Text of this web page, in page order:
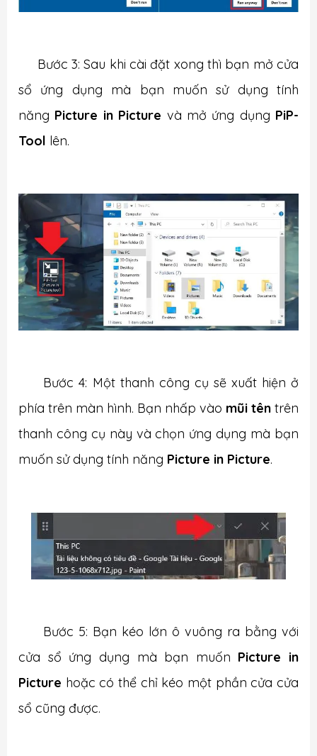
Bước 3: Sau khi cài đặt xong thì bạn mở cửa
sổ ứng dụng mà bạn muốn sử dụng tính
năng Picture in Picture và mở ứng dụng PiP-
Tool lên.
Bước 4: Một thanh công cụ sẽ xuất hiện ở
phía trên màn hình. Bạn nhấp vào mũi tên trên
thanh công cụ này và chọn ứng dụng mà bạn
muốn sử dụng tính năng Picture in Picture.
Bước 5: Bạn kéo lớn ô vuông ra bằng với
cửa sổ ứng dụng mà bạn muốn Picture in
Picture hoặc có thể chỉ kéo một phần cửa cửa
sổ cũng được.